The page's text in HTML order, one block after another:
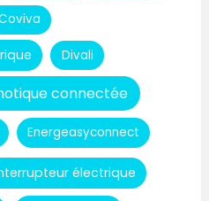
Divali
connectée
Energeasyconnect
électrique